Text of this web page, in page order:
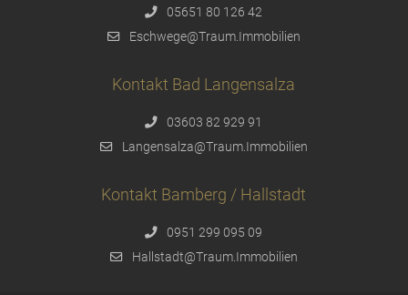
05651 80 126 42
Eschwege@Traum.Immobilien
Kontakt Bad Langensalza
03603 82 929 91
Langensalza@Traum.Immobilien
Kontakt Bamberg / Hallstadt
0951 299 095 09
Hallstadt@Traum.Immobilien